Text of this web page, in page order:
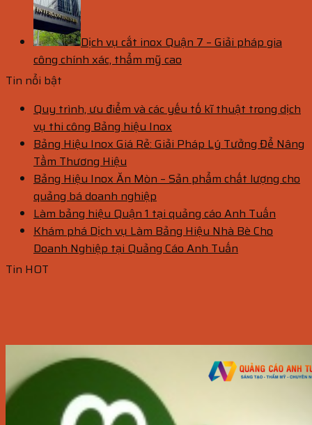
Dịch vụ cắt inox Quận 7 – Giải pháp gia
công chính xác, thẩm mỹ cao
Tin nổi bật
Quy trình, ưu điểm và các yếu tố kĩ thuật trong dịch
vụ thi công Bảng hiệu Inox
Bảng Hiệu Inox Giá Rẻ: Giải Pháp Lý Tưởng Để Nâng
Tầm Thương Hiệu
Bảng Hiệu Inox Ăn Mòn – Sản phẩm chất lượng cho
quảng bá doanh nghiệp
Làm bảng hiệu Quận 1 tại quảng cáo Anh Tuấn
Khám phá Dịch vụ Làm Bảng Hiệu Nhà Bè Cho
Doanh Nghiệp tại Quảng Cáo Anh Tuấn
Tin HOT